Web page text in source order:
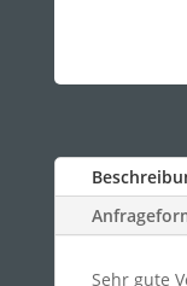
Sehr gute